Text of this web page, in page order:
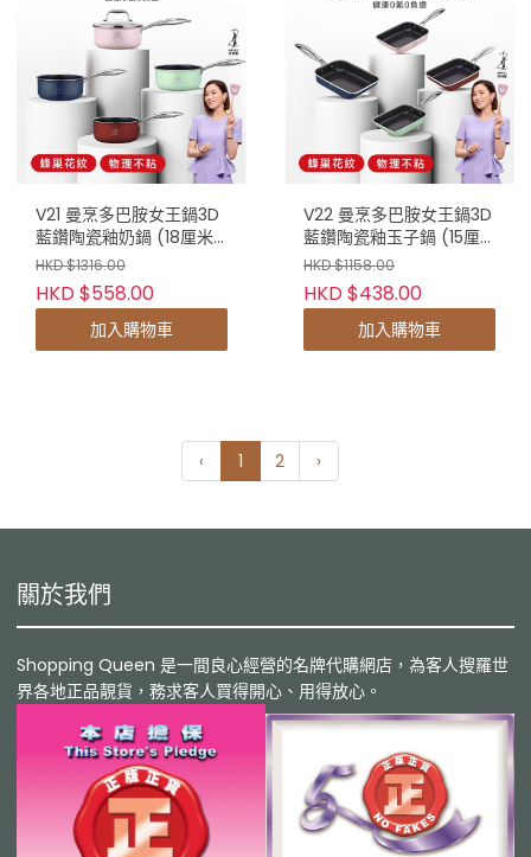
V21 曼烹多巴胺女王鍋3D
藍鑽陶瓷釉奶鍋 (18厘米)
#連G型鍋蓋
HKD $1316.00
HKD $558.00
加入購物車
V22 曼烹多巴胺女王鍋3D
藍鑽陶瓷釉玉子鍋 (15厘
米) #蛋卷煎鍋
HKD $1158.00
HKD $438.00
加入購物車
‹ 1 2 ›
關於我們
Shopping Queen 是一間良心經營的名牌代購網店，為客人搜羅世
界各地正品靚貨，務求客人買得開心、用得放心。